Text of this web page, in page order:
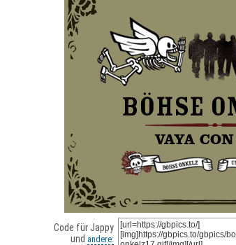
Code für Jappy
und andere: